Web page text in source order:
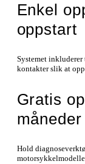
Enkel
oppstart
Systemet
kontakter slik at
Gratis
måneder
Hold